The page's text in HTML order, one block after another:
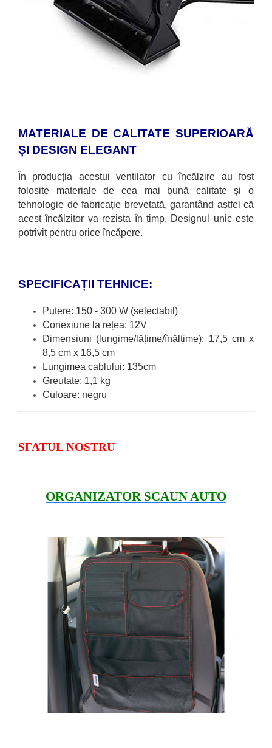
MATERIALE DE CALITATE SUPERIOARĂ
ȘI DESIGN ELEGANT
În producția acestui ventilator cuîncălzire au fost
folosite materiale de cea mai bună calitate și o
tehnologie de fabricație brevetată, garantând astfel că
acest încălzitor va rezista în timp. Designul unic este
potrivit pentru orice încăpere.
SPECIFICAȚII TEHNICE:
Putere: 150 - 300 W (selectabil)
Conexiune la rețea: 12V
Dimensiuni (lungime/lățime/înălțime): 17,5 cm x
8,5 cm x 16,5 cm
Lungimea cablului: 135cm
Greutate: 1,1 kg
Culoare: negru
SFATUL NOSTRU
ORGANIZATOR SCAUN AUTO